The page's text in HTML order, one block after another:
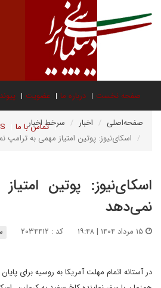
صفحه نخست درباره ما عضویت
تماس با ما صفحه‌اصلی اخبار
سرخط اخبار
اسکای‌نیوز: پوتین امتیاز مهمی به ترامپ
اسکای‌نیوز: پوتین
نمی‌دهد
کد : ۲۰۳۴۴۱۲
در آستانه اتمام مهلت آمریکا به روسیه برای